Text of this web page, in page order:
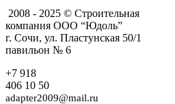
2008 - 2025 © Строительная
компания ООО “Юдоль”
г. Сочи, ул. Пластунская 50/1
павильон № 6
+7 918
406 10 50
adapter2009@mail.ru